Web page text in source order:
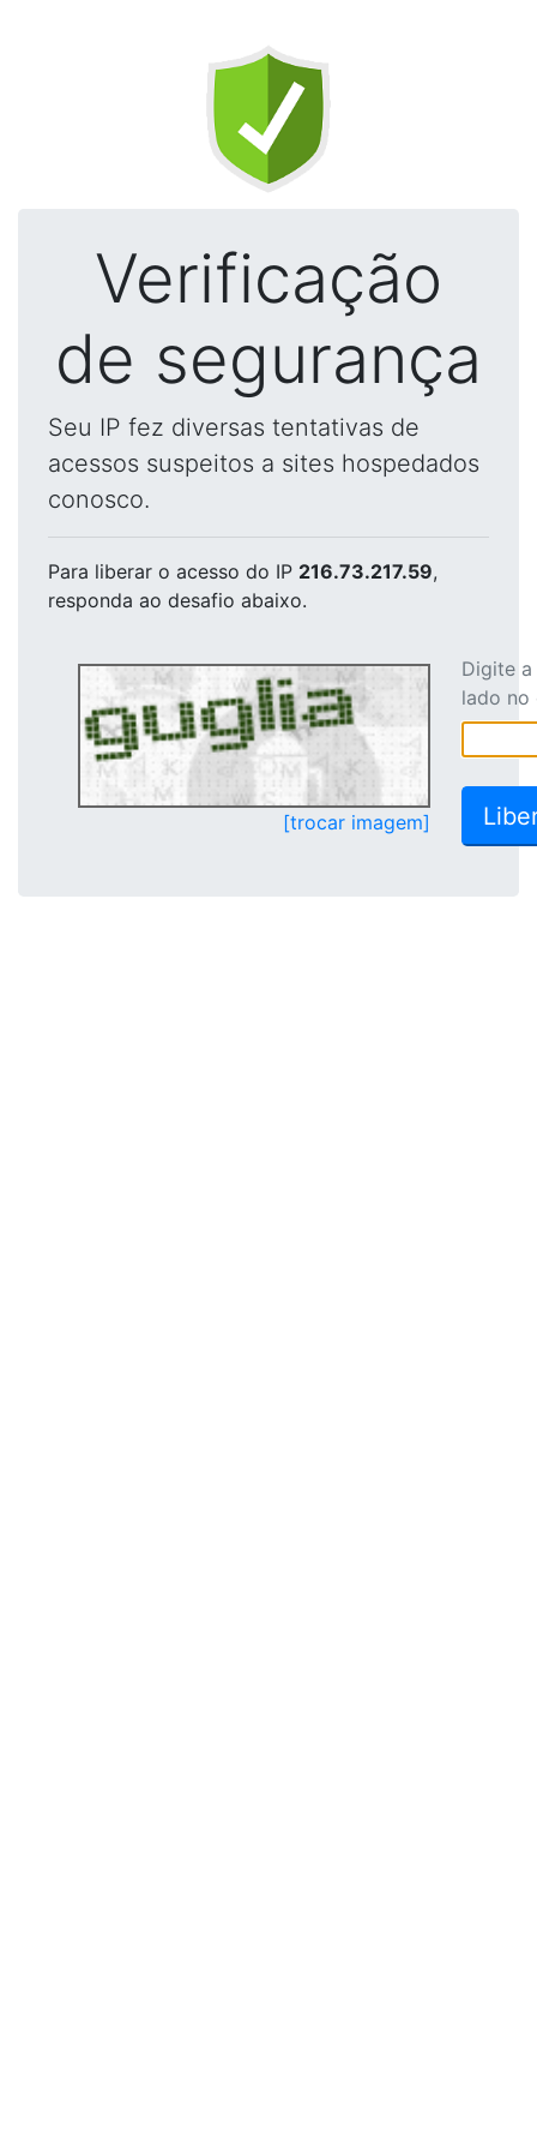
Verificação
de segurança
Seu IP fez diversas tentativas de
acessos suspeitos a sites hospedados
conosco.
Para liberar o acesso do IP 216.73.217.59,
responda ao desafio abaixo.
[trocar imagem]
Digite
lado no